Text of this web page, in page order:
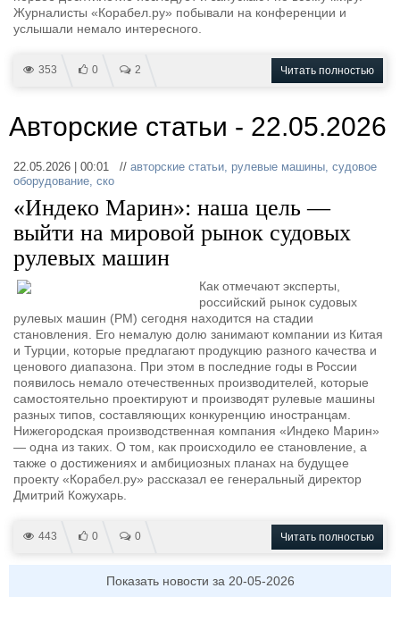
Журналисты «Корабел.ру» побывали на конференции и
услышали немало интересного.
353 0 2 Читать полностью
Авторские статьи - 22.05.2026
22.05.2026 | 00:01 // авторские статьи, рулевые машины, судовое
оборудование, ско
«Индеко Марин»: наша цель —
выйти на мировой рынок судовых
рулевых машин
Как отмечают эксперты,
российский рынок судовых
рулевых машин (РМ) сегодня находится на стадии
становления. Его немалую долю занимают компании из Китая
и Турции, которые предлагают продукцию разного качества и
ценового диапазона. При этом в последние годы в России
появилось немало отечественных производителей, которые
самостоятельно проектируют и производят рулевые машины
разных типов, составляющих конкуренцию иностранцам.
Нижегородская производственная компания «Индеко Марин»
— одна из таких. О том, как происходило ее становление, а
также о достижениях и амбициозных планах на будущее
проекту «Корабел.ру» рассказал ее генеральный директор
Дмитрий Кожухарь.
443 0 0 Читать полностью
Показать новости за 20-05-2026